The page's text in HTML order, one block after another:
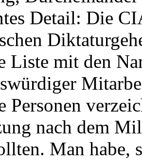
Detail: Die
Liste mit den
Personen
nach dem
Man habe,